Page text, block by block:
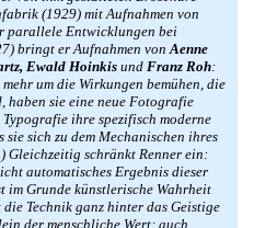
(1929) mit Aufnahmen von
parallele Entwicklungen bei
bringt er Aufnahmen vonAenne
Ewald Hoinkis und Franz Roh:
um die Wirkungen bemühen, die
haben sie eine neue Fotografie
ihre spezifisch moderne
sie sich zu dem Mechanischen ihres
Gleichzeitig schränkt Renner ein:
automatisches Ergebnis dieser
im Grunde künstlerische Wahrheit
Technik ganz hinter das Geistige
der menschliche Wert; auch